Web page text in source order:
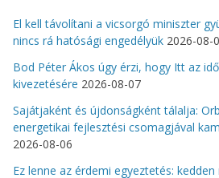
El kell távolítani a vicsorgó miniszter
nincs rá hatósági engedélyük 2026-08-
Bod Péter Ákos úgy érzi, hogy Itt az
kivezetésére 2026-08-07
Sajátjaként és újdonságként tálalja:
energetikai fejlesztési csomagjával
2026-08-06
Ez lenne az érdemi egyeztetés: